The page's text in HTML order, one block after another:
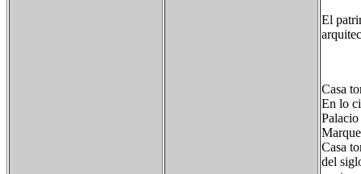
El
Casa
En lo
Casa
del